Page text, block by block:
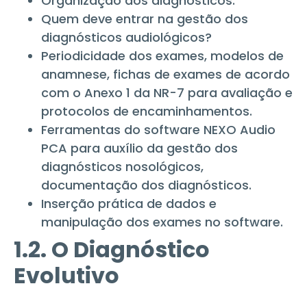
Quem deve entrar na gestão dos
diagnósticos audiológicos?
Periodicidade dos exames, modelos de
anamnese, fichas de exames de acordo
com o Anexo 1 da NR-7 para avaliação e
protocolos de encaminhamentos.
Ferramentas do software NEXO Audio
PCA para auxílio da gestão dos
diagnósticos nosológicos,
documentação dos diagnósticos.
Inserção prática de dados e
manipulação dos exames no software.
1.2. O Diagnóstico
Evolutivo